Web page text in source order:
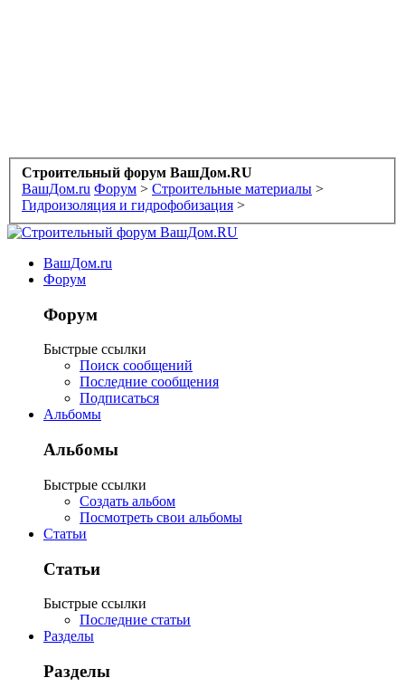
Строительный форум ВашДом.RU
ВашДом.ru Форум > Строительные материалы >
Гидроизоляция и гидрофобизация >
ВашДом.ru
Форум
Форум
Быстрые ссылки
Поиск сообщений
Последние сообщения
Подписаться
Альбомы
Альбомы
Быстрые ссылки
Создать альбом
Посмотреть свои альбомы
Статьи
Статьи
Быстрые ссылки
Последние статьи
Разделы
Разделы